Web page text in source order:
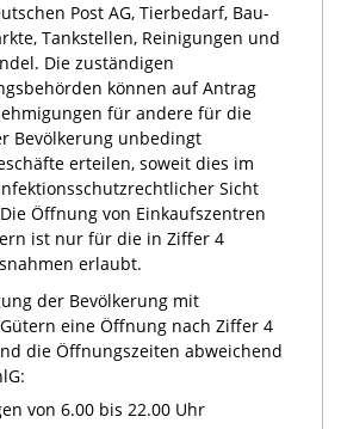
Post AG, Tierbedarf, Bau-
Tankstellen, Reinigungen und
Die zuständigen
können auf Antrag
für andere für die
Bevölkerung unbedingt
erteilen, soweit dies im
Sicht
Öffnung von Einkaufszentren
ist nur für die in Ziffer 4
erlaubt.
der Bevölkerung mit
eine Öffnung nach Ziffer 4
die Öffnungszeiten abweichend
von 6.00 bis 22.00 Uhr